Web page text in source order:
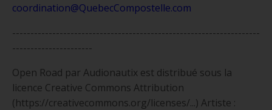
coordination@QuebecCompostelle.com
--------------------------------------------------------------------
----------------------
Open Road par Audionautix est distribué sous la
licence Creative Commons Attribution
(https://creativecommons.org/licenses/...) Artiste :